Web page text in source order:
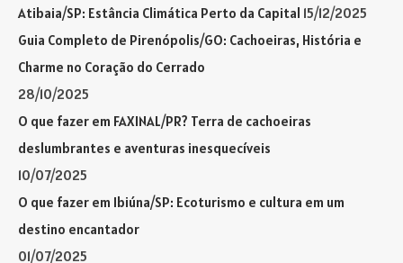
Atibaia/SP: Estância Climática Perto da Capital 15/12/2025
Guia Completo de Pirenópolis/GO: Cachoeiras, História e
Charme no Coração do Cerrado
28/10/2025
O que fazer em FAXINAL/PR? Terra de cachoeiras
deslumbrantes e aventuras inesquecíveis
10/07/2025
O que fazer em Ibiúna/SP: Ecoturismo e cultura em um
destino encantador
01/07/2025